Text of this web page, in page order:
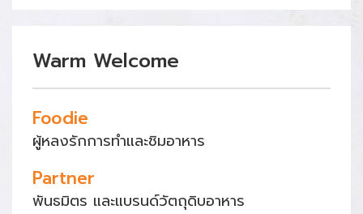
Warm Welcome
Foodie
ผู้หลงรักการทำและชิมอาหาร
Partner
พันธมิตร และแบรนด์วัตถุดิบอาหาร